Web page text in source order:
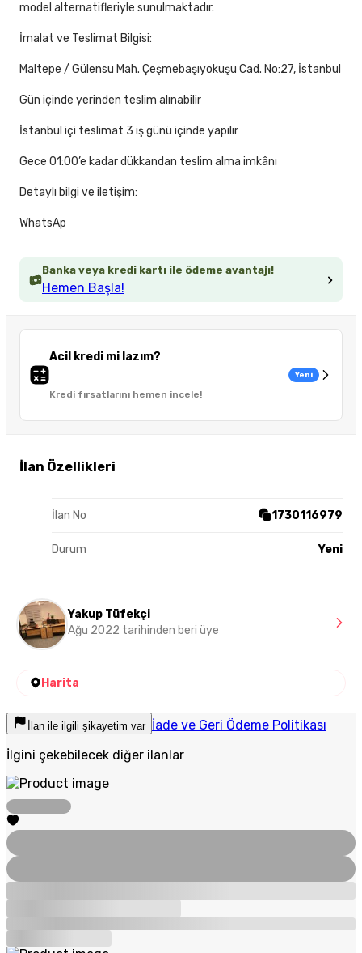
Banka veya kredi kartı ile ödeme avantajı!
Hemen Başla!
Acil kredi mi lazım?
Kredi fırsatlarını hemen incele!
Yeni
İlan Özellikleri
İlan No 1730116979
Durum Yeni
model alternatifleriyle sunulmaktadır.
İmalat ve Teslimat Bilgisi:
Maltepe / Gülensu Mah. Çeşmebaşıyokuşu Cad. No:27, İstanbul
Gün içinde yerinden teslim alınabilir
İstanbul içi teslimat 3 iş günü içinde yapılır
Gece 01:00’e kadar dükkandan teslim alma imkânı
Detaylı bilgi ve iletişim:
WhatsAp
Yakup Tüfekçi
Ağu 2022 tarihinden beri üye
Harita
İlan ile ilgili şikayetim var İade ve Geri Ödeme Politikası
İlgini çekebilecek diğer ilanlar